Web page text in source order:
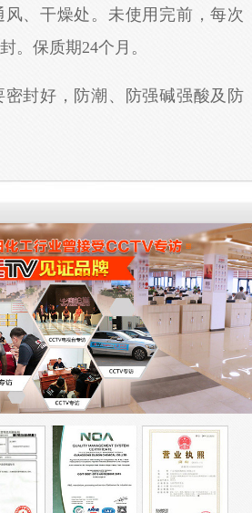
、干燥处。未使用完前，每次
。保质期24个月。
密封好，防潮、防强碱强酸及防